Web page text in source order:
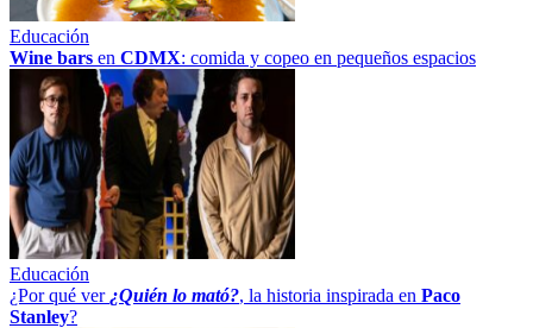
Educación
Wine bars en CDMX: comida y copeo en pequeños espacios
Educación
¿Por qué ver ¿Quién lo mató?, la historia inspirada en Paco
Stanley?